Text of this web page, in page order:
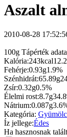
Aszalt
2010-08-28
100g Tápérték
Kalória:243kcal
Fehérje:0.93g1.9%
Szénhidrát:65.89g
Zsír:0.32g0.5%
Élelmi rost:8.7g
Nátrium:0.087g
Kategória:
Íz jellege:Édes
Ha hasznosnak